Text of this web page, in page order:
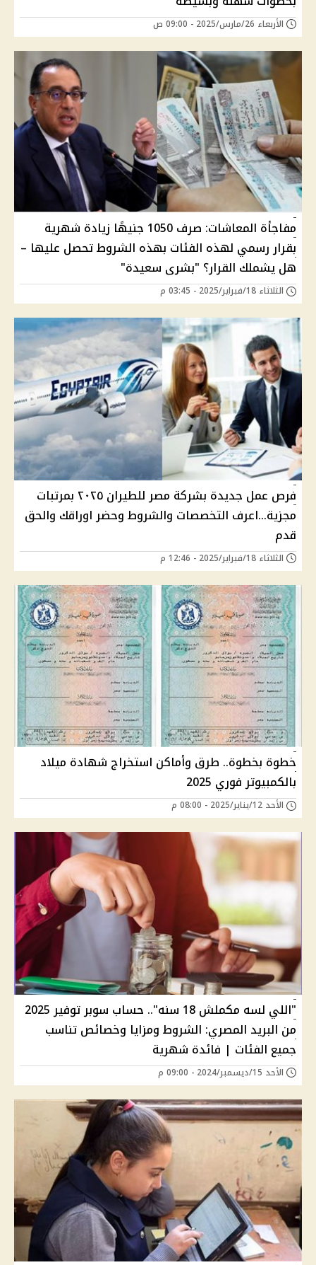
الأربعاء 26/مارس/2025 - 09:00 ص
مفاجأة المعاشات: صرف 1050 جنيهًا زيادة شهرية
بقرار رسمي لهذه الفئات بهذه الشروط تحصل عليها –
هل يشملك القرار؟ "بشرى سعيدة"
الثلاثاء 18/فبراير/2025 - 03:45 م
فرص عمل جديدة بشركة مصر للطيران ٢٠٢٥ بمرتبات
مجزية...اعرف التخصصات والشروط وحضر اوراقك والحق
قدم
الثلاثاء 18/فبراير/2025 - 12:46 م
خطوة بخطوة.. طرق وأماكن استخراج شهادة ميلاد
بالكمبيوتر فوري 2025
الأحد 12/يناير/2025 - 08:00 م
"اللي لسه مكملش 18 سنه".. حساب سوبر توفير 2025
من البريد المصري: الشروط ومزايا وخصائص تناسب
جميع الفئات | فائدة شهرية
الأحد 15/ديسمبر/2024 - 09:00 م